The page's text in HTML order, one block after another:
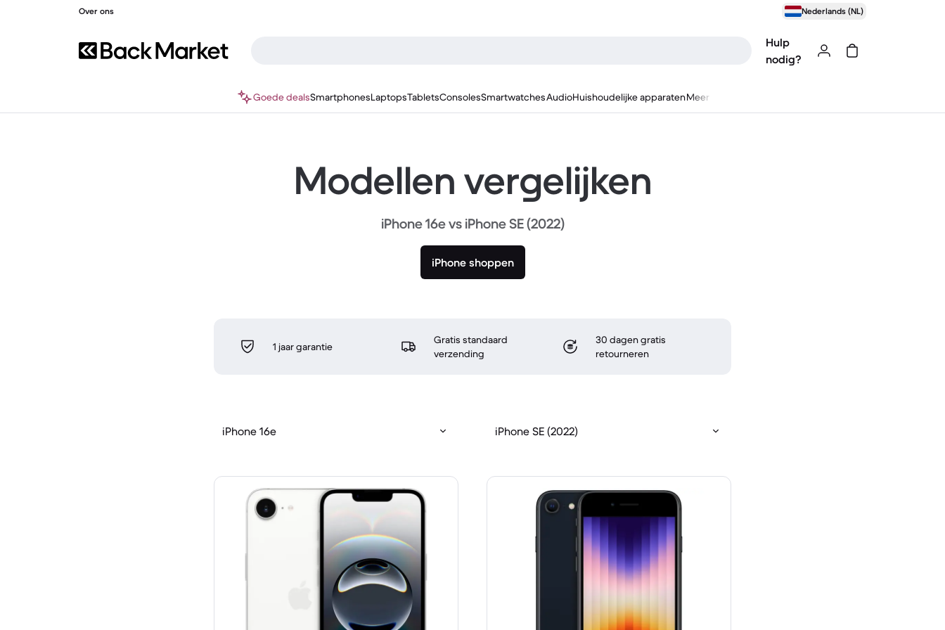
Over ons Nederlands (NL)
Hulp
nodig?
Goede dealsSmartphonesLaptopsTabletsConsolesSmartwatchesAudioHuishoudelijke apparatenMeer
Modellen vergelijken
iPhone 16e vs iPhone SE (2022)
iPhone shoppen
1 jaar garantie
Gratis standaard
verzending
30 dagen gratis
retourneren
iPhone 16e iPhone SE (2022)